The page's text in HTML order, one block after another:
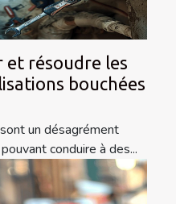
résoudre les
bouchées
un désagrément
conduire à des...